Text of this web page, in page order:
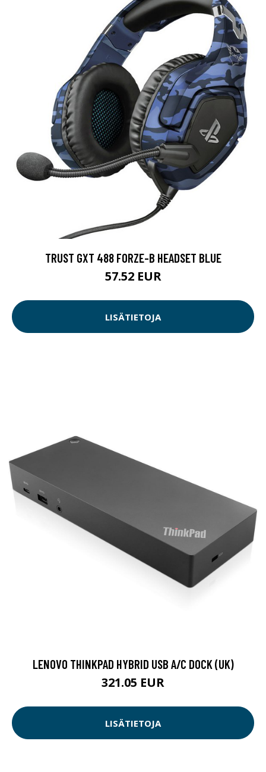
TRUST GXT 488 FORZE-B HEADSET BLUE
57.52 EUR
LISÄTIETOJA
LENOVO THINKPAD HYBRID USB A/C DOCK (UK)
321.05 EUR
LISÄTIETOJA